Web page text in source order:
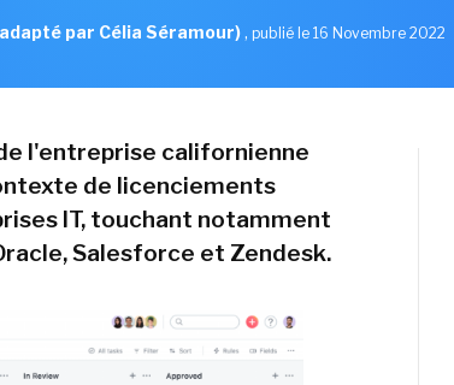
par Célia Séramour), publié le 16 Novembre 2022
l'entreprise californienne
de licenciements
IT, touchant notamment
Salesforce et Zendesk.